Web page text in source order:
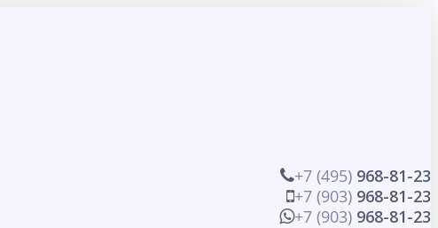
+7 (495) 968-81-23
+7 (903) 968-81-23
+7 (903) 968-81-23